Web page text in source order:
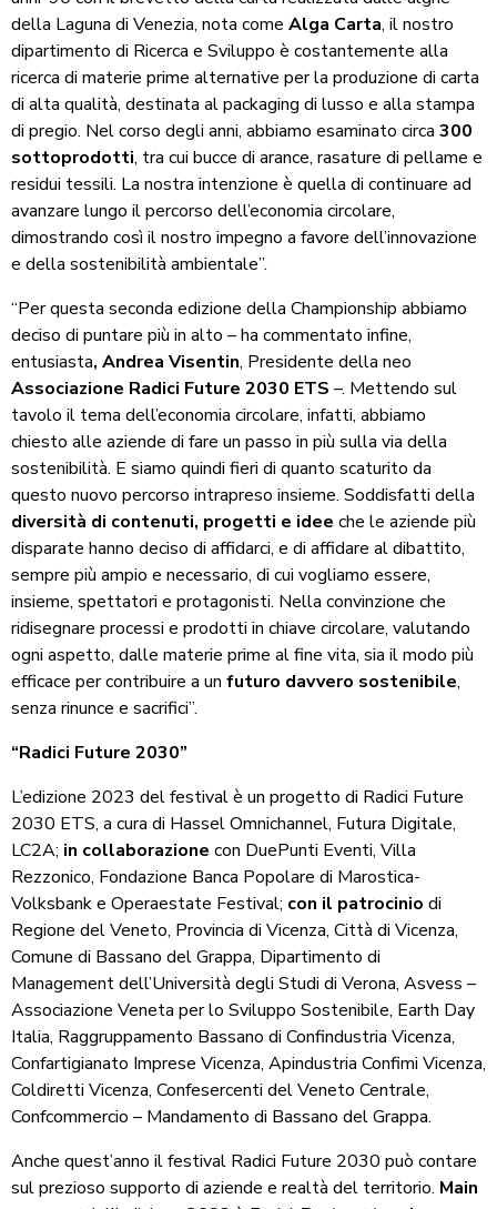
della Laguna di Venezia, nota come Alga Carta, il nostro
dipartimento di Ricerca e Sviluppo è costantemente alla
ricerca di materie prime alternative per la produzione di carta
di alta qualità, destinata al packaging di lusso e alla stampa
di pregio. Nel corso degli anni, abbiamo esaminato circa 300
sottoprodotti, tra cui bucce di arance, rasature di pellame e
residui tessili. La nostra intenzione è quella di continuare ad
avanzare lungo il percorso dell’economia circolare,
dimostrando così il nostro impegno a favore dell’innovazione
e della sostenibilità ambientale”.
“Per questa seconda edizione della Championship abbiamo
deciso di puntare più in alto – ha commentato infine,
entusiasta, Andrea Visentin, Presidente della neo
Associazione Radici Future 2030 ETS –. Mettendo sul
tavolo il tema dell’economia circolare, infatti, abbiamo
chiesto alle aziende di fare un passo in più sulla via della
sostenibilità. E siamo quindi fieri di quanto scaturito da
questo nuovo percorso intrapreso insieme. Soddisfatti della
diversità di contenuti, progetti e idee che le aziende più
disparate hanno deciso di affidarci, e di affidare al dibattito,
sempre più ampio e necessario, di cui vogliamo essere,
insieme, spettatori e protagonisti. Nella convinzione che
ridisegnare processi e prodotti in chiave circolare, valutando
ogni aspetto, dalle materie prime al fine vita, sia il modo più
efficace per contribuire a un futuro davvero sostenibile,
senza rinunce e sacrifici”.
“Radici Future 2030”
L’edizione 2023 del festival è un progetto di Radici Future
2030 ETS, a cura di Hassel Omnichannel, Futura Digitale,
LC2A; in collaborazione con DuePunti Eventi, Villa
Rezzonico, Fondazione Banca Popolare di Marostica-
Volksbank e Operaestate Festival; con il patrocinio di
Regione del Veneto, Provincia di Vicenza, Città di Vicenza,
Comune di Bassano del Grappa, Dipartimento di
Management dell’Università degli Studi di Verona, Asvess –
Associazione Veneta per lo Sviluppo Sostenibile, Earth Day
Italia, Raggruppamento Bassano di Confindustria Vicenza,
Confartigianato Imprese Vicenza, Apindustria Confimi Vicenza,
Coldiretti Vicenza, Confesercenti del Veneto Centrale,
Confcommercio – Mandamento di Bassano del Grappa.
Anche quest’anno il festival Radici Future 2030 può contare
sul prezioso supporto di aziende e realtà del territorio. Main